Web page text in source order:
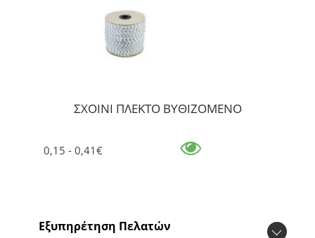
ΣΧΟΙΝΙ ΠΛΕΚΤΟ ΒΥΘΙΖΟΜΕΝΟ
0,15 - 0,41€
Εξυπηρέτηση Πελατών